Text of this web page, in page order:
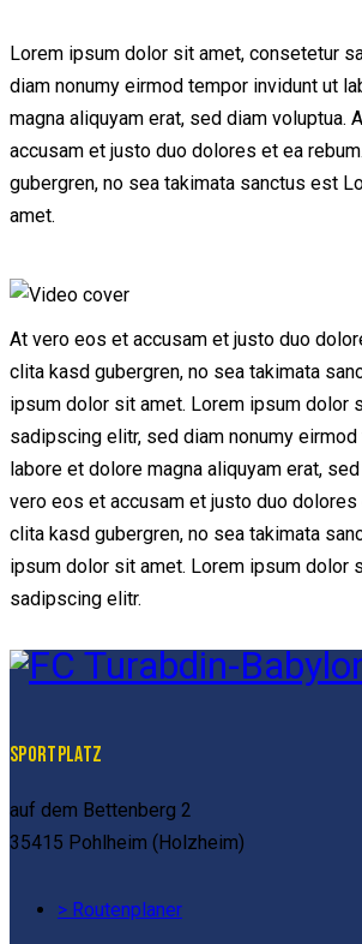
Lorem ipsum dolor sit amet, consetetur
diam nonumy eirmod tempor invidunt ut
magna aliquyam erat, sed diam voluptua.
accusam et justo duo dolores et ea
gubergren, no sea takimata sanctus est
amet.
At vero eos et accusam et justo duo
clita kasd gubergren, no sea takimata
ipsum dolor sit amet. Lorem ipsum dolor
sadipscing elitr, sed diam nonumy
labore et dolore magna aliquyam erat,
vero eos et accusam et justo duo dolores
clita kasd gubergren, no sea takimata
ipsum dolor sit amet. Lorem ipsum dolor
sadipscing elitr.
SPORTPLATZ
auf dem Bettenberg 2
35415 Pohlheim (Holzheim)
> Routenplaner